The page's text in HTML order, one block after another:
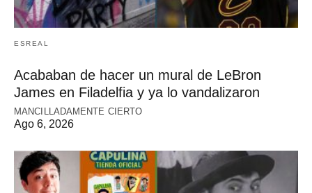
ESREAL
Acababan de hacer un mural de LeBron
James en Filadelfia y ya lo vandalizaron
MANCILLADAMENTE CIERTO
Ago 6, 2026